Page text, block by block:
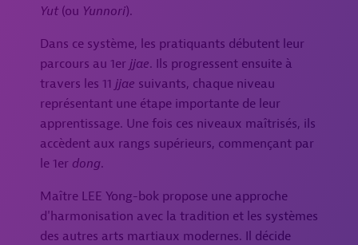
Yut (ou Yunnori).
Dans ce système, les pratiquants débutent leur
parcours au 1er jjae. Ils progressent ensuite à
travers les 11 jjae suivants, chaque niveau
représentant une étape importante de leur
apprentissage. Une fois ces niveaux maîtrisés, ils
accèdent aux rangs supérieurs, commençant par
le 1er dong.
Maître LEE Yong-bok propose une approche
d'harmonisation avec la tradition et les systèmes
des autres arts martiaux modernes. Il décide